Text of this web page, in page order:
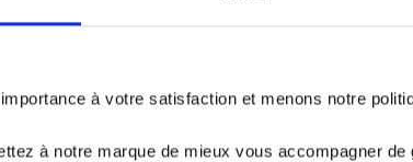
à votre satisfaction et menons notre
à notre marque de mieux vous accompagner
avec Hayon élec et
- Boîte auto
480€
Essence